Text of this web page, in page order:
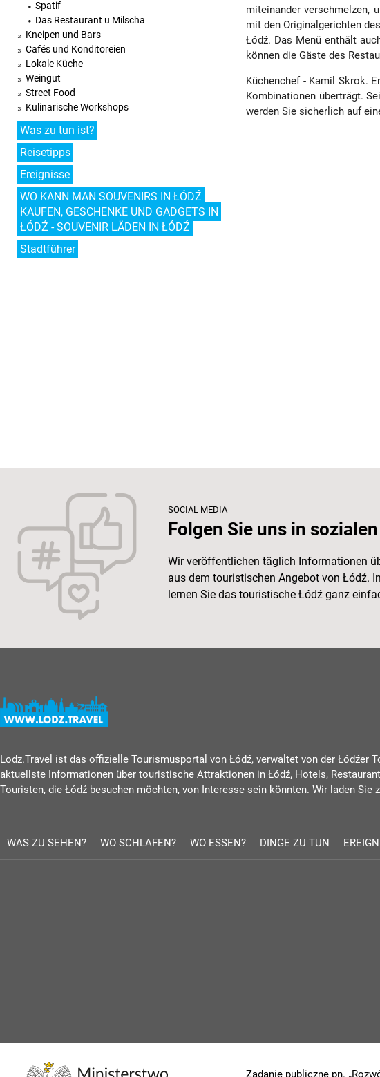
Spatif
Das Restaurant u Milscha
Kneipen und Bars
Cafés und Konditoreien
Lokale Küche
Weingut
Street Food
Kulinarische Workshops
Was zu tun ist?
Reisetipps
Ereignisse
WO KANN MAN SOUVENIRS IN ŁÓDŹ
KAUFEN, GESCHENKE UND GADGETS IN
ŁÓDŹ - SOUVENIR LÄDEN IN ŁÓDŹ
Stadtführer
miteinander verschmelzen,
mit den Originalgerichten
Łódź. Das Menü enthält
können die Gäste des
Küchenchef - Kamil Skrok.
Kombinationen überträgt.
werden Sie sicherlich auf
SOCIAL MEDIA
Folgen Sie uns in
Wir veröffentlichen täglich Informationen
aus dem touristischen Angebot von Łódź.
lernen Sie das touristische Łódź ganz
Lodz.Travel ist das offizielle Tourismusportal von Łódź, verwaltet von der Łódźer
aktuellste Informationen über touristische Attraktionen in Łódź, Hotels,
Touristen, die Łódź besuchen möchten, von Interesse sein könnten. Wir laden Sie
WAS ZU SEHEN? WO SCHLAFEN? WO ESSEN? DINGE ZU TUN
Zadanie publiczne pn.